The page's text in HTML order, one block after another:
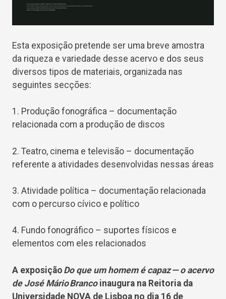
Esta exposição pretende ser uma breve amostra
da riqueza e variedade desse acervo e dos seus
diversos tipos de materiais, organizada nas
seguintes secções:
1. Produção fonográfica – documentação
relacionada com a produção de discos
2. Teatro, cinema e televisão – documentação
referente a atividades desenvolvidas nessas áreas
3. Atividade política – documentação relacionada
com o percurso cívico e político
4. Fundo fonográfico – suportes físicos e
elementos com eles relacionados
A exposição Do que um homem é capaz — o acervo
de José Mário Brancoinaugura na Reitoria da
Universidade NOVA de Lisboa no dia 16 de